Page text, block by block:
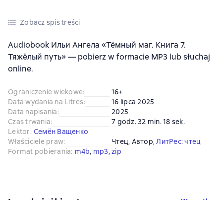
Zobacz spis treści
Audiobook Ильи Ангела «Тёмный маг. Книга 7.
Тяжёлый путь» — pobierz w formacie MP3 lub słuchaj
online.
Ograniczenie wiekowe:
16+
Data wydania na Litres:
16 lipca 2025
Data napisania:
2025
Czas trwania:
7 godz. 32 min. 18 sek.
Lektor: Семён Ващенко
Właściciele praw: Чтец, Автор, ЛитРес: чтец
Format pobierania: m4b, mp3, zip